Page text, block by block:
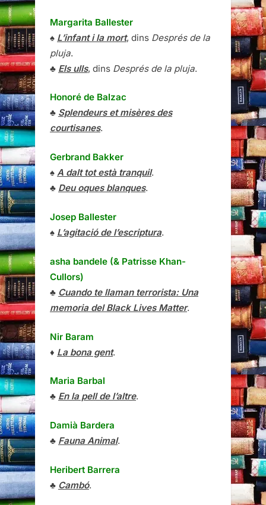
Margarita Ballester
♠ L’infant i la mort, dins Després de la
pluja.
♣ Els ulls, dins Després de la pluja.
Honoré de Balzac
♣ Splendeurs et misères des
courtisanes.
Gerbrand Bakker
♠ A dalt tot està tranquil.
♣ Deu oques blanques.
Josep Ballester
♠ L’agitació de l’escriptura.
asha bandele (& Patrisse Khan-
Cullors)
♣ Cuando te llaman terrorista: Una
memoria del Black Lives Matter.
Nir Baram
♦ La bona gent.
Maria Barbal
♣ En la pell de l’altre.
Damià Bardera
♣ Fauna Animal.
Heribert Barrera
♣ Cambó.